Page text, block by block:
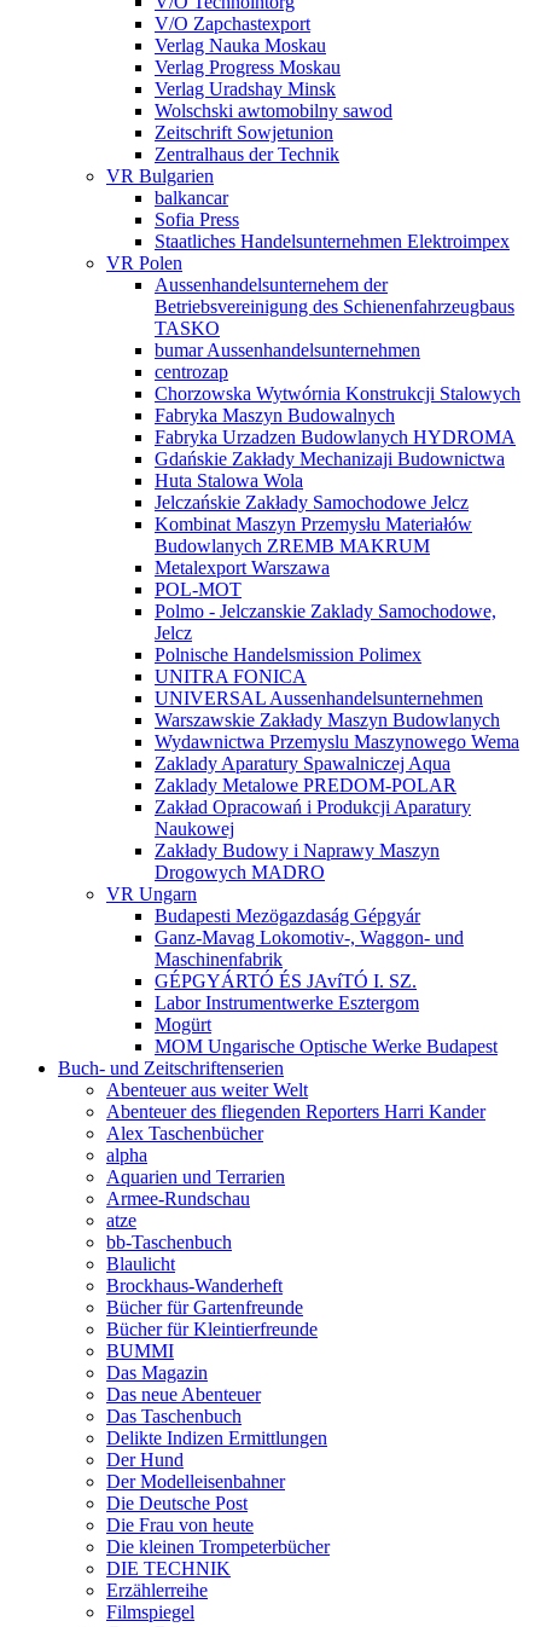
V/O Zapchastexport
Verlag Nauka Moskau
Verlag Progress Moskau
Verlag Uradshay Minsk
Wolschski awtomobilny sawod
Zeitschrift Sowjetunion
Zentralhaus der Technik
VR Bulgarien
balkancar
Sofia Press
Staatliches Handelsunternehmen Elektroimpex
VR Polen
Aussenhandelsunternehem der
Betriebsvereinigung des Schienenfahrzeugbaus
TASKO
bumar Aussenhandelsunternehmen
centrozap
Chorzowska Wytwórnia Konstrukcji Stalowych
Fabryka Maszyn Budowalnych
Fabryka Urzadzen Budowlanych HYDROMA
Gdańskie Zakłady Mechanizaji Budownictwa
Huta Stalowa Wola
Jelczańskie Zakłady Samochodowe Jelcz
Kombinat Maszyn Przemysłu Materiałów
Budowlanych ZREMB MAKRUM
Metalexport Warszawa
POL-MOT
Polmo - Jelczanskie Zaklady Samochodowe,
Jelcz
Polnische Handelsmission Polimex
UNITRA FONICA
UNIVERSAL Aussenhandelsunternehmen
Warszawskie Zakłady Maszyn Budowlanych
Wydawnictwa Przemyslu Maszynowego Wema
Zaklady Aparatury Spawalniczej Aqua
Zaklady Metalowe PREDOM-POLAR
Zakład Opracowań i Produkcji Aparatury
Naukowej
Zakłady Budowy i Naprawy Maszyn
Drogowych MADRO
VR Ungarn
Budapesti Mezögazdaság Gépgyár
Ganz-Mavag Lokomotiv-, Waggon- und
Maschinenfabrik
GÉPGYÁRTÓ ÉS JAvíTÓ I. SZ.
Labor Instrumentwerke Esztergom
Mogürt
MOM Ungarische Optische Werke Budapest
Buch- und Zeitschriftenserien
Abenteuer aus weiter Welt
Abenteuer des fliegenden Reporters Harri Kander
Alex Taschenbücher
alpha
Aquarien und Terrarien
Armee-Rundschau
atze
bb-Taschenbuch
Blaulicht
Brockhaus-Wanderheft
Bücher für Gartenfreunde
Bücher für Kleintierfreunde
BUMMI
Das Magazin
Das neue Abenteuer
Das Taschenbuch
Delikte Indizen Ermittlungen
Der Hund
Der Modelleisenbahner
Die Deutsche Post
Die Frau von heute
Die kleinen Trompeterbücher
DIE TECHNIK
Erzählerreihe
Filmspiegel